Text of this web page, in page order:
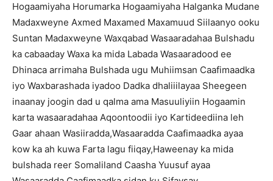
Hogaamiyaha Horumarka Hogaamiyaha Halganka Mudane
Madaxweyne Axmed Maxamed Maxamuud Siilaanyo ooku
Suntan Madaxweyne Waxqabad Wasaaradahaa Bulshadu
ka cabaaday Waxa ka mida Labada Wasaaradood ee
Dhinaca arrimaha Bulshada ugu Muhiimsan Caafimaadka
iyo Waxbarashada iyadoo Dadka dhaliiilayaa Sheegeen
inaanay joogin dad u qalma ama Masuuliyiin Hogaamin
karta wasaaradahaa Aqoontoodii iyo Kartideediina leh
Gaar ahaan Wasiiradda,Wasaaradda Caafimaadka ayaa
kow ka ah kuwa Farta lagu fiiqay,Haweenay ka mida
bulshada reer Somaliland Caasha Yuusuf ayaa